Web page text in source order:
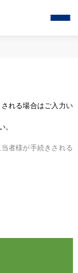
れる場合はご入力い
。
者様が手続きされる